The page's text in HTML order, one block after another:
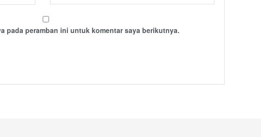
pada peramban ini untuk komentar saya berikutnya.